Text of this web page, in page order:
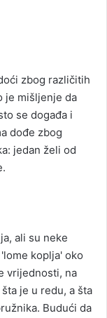
zbog različitih
je mišljenje da
se događa i
dođe zbog
jedan želi od
ali su neke
koplja' oko
vrijednosti, na
je u redu, a šta
Budući da